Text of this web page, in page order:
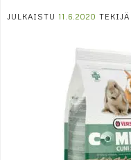
JULKAISTU 11.6.2020 TEKIJÄ